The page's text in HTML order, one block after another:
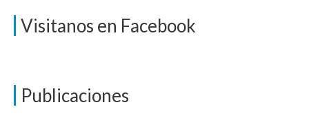
Visitanos en Facebook
Publicaciones